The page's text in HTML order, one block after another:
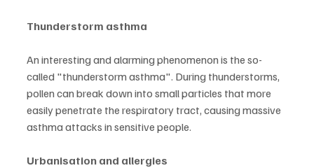
Thunderstorm asthma
An interesting and alarming phenomenon is the so-
called "thunderstorm asthma". During thunderstorms,
pollen can break down into small particles that more
easily penetrate the respiratory tract, causing massive
asthma attacks in sensitive people.
Urbanisation and allergies